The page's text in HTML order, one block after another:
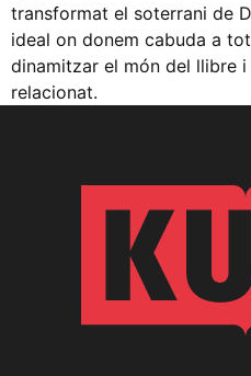
transformat el soterrani de
ideal on donem cabuda a
dinamitzar el món del llibre
relacionat.